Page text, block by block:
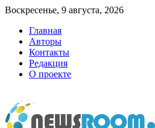
Воскресенье, 9 августа, 2026
Главная
Авторы
Контакты
Редакция
О проекте